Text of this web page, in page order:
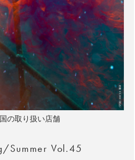
の取り扱い店舗
Summer Vol.45